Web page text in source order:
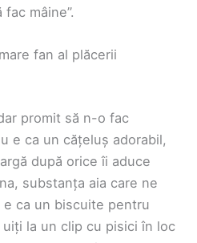
fac mâine”.
fan al plăcerii
promit să n-o fac
e ca un cățeluș adorabil,
după orice îi aduce
substanța aia care ne
ca un biscuite pentru
la un clip cu pisici în loc